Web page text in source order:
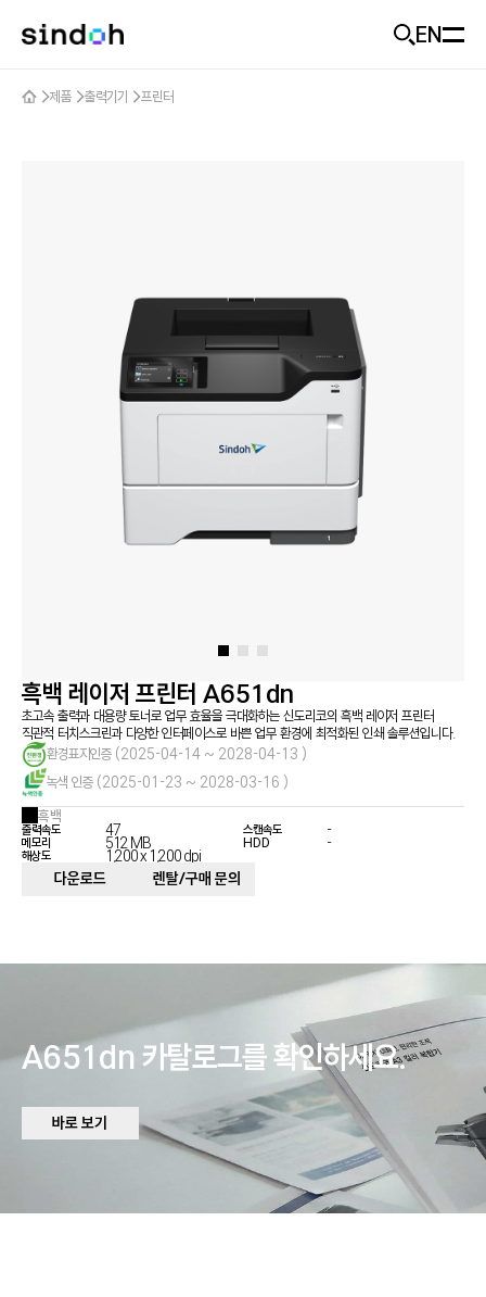
EN
회사소개
산업별 도입 사례
정부 조달 품목
지금, 신도리코의 복합기가 필요하다면 문의하세요
제품 출력기기 프린터
흑백 레이저 프린터 A651dn
초고속 출력과 대용량 토너로 업무 효율을 극대화하는 신도리코의 흑백 레이저 프린터
직관적 터치스크린과 다양한 인터페이스로 바쁜 업무 환경에 최적화된 인쇄 솔루션입니다.
환경표지인증 (2025-04-14 ~ 2028-04-13 )
녹색 인증 (2025-01-23 ~ 2028-03-16 )
흑백
출력속도 47 스캔속도 -
메모리 512 MB HDD -
해상도 1,200 x 1,200 dpi
다운로드 렌탈/구매 문의
A651dn 카탈로그를 확인하세요.
바로 보기